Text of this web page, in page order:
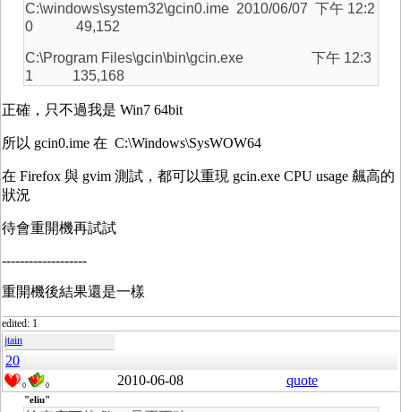
C:\windows\system32\gcin0.ime 2010/06/07 下午 12:2
0 49,152
C:\Program Files\gcin\bin\gcin.exe 下午 12:3
1 135,168
正確，只不過我是 Win7 64bit
所以 gcin0.ime 在 C:\Windows\SysWOW64
在 Firefox 與 gvim 測試，都可以重現 gcin.exe CPU usage 飆高的
狀況
待會重開機再試試
-------------------
重開機後結果還是一樣
edited: 1
jtain
20
0 0 2010-06-08 quote
"eliu"